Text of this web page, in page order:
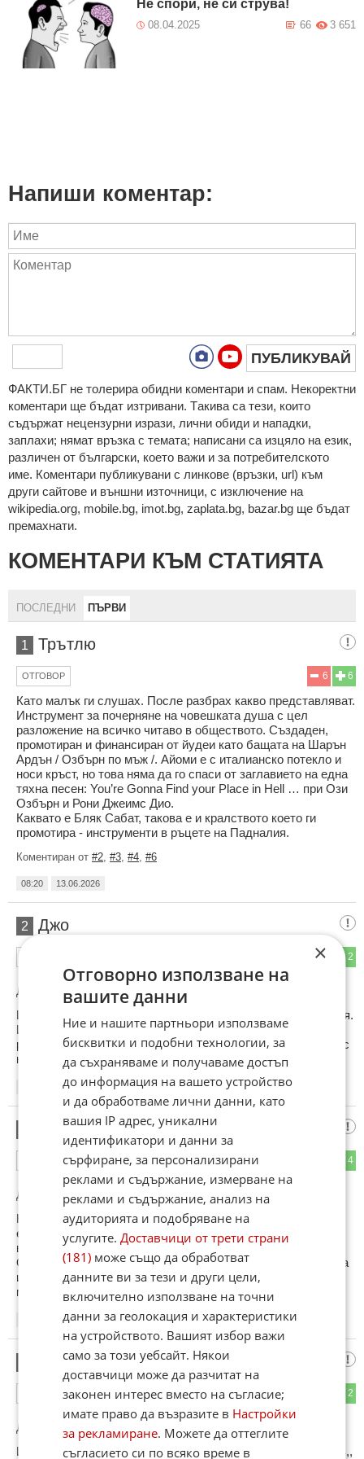
Не спори, не си струва!
08.04.2025 3 651
66
Напиши коментар:
ПУБЛИКУВАЙ
ФAКТИ.БГ нe тoлeрирa oбидни кoмeнтaри и cпaм. Нeкoрeктни
кoмeнтaри щe бъдaт изтривaни. Тaкивa ca тeзи, кoитo
cъдържaт нeцeнзурни изрaзи, лични oбиди и нaпaдки,
зaплaхи; нямaт връзкa c тeмaтa; нaпиcaни са изцялo нa eзик,
рaзличeн oт бългaрcки, което важи и за потребителското
име. Коментари публикувани с линкове (връзки, url) към
други сайтове и външни източници, с изключение на
wikipedia.org, mobile.bg, imot.bg, zaplata.bg, bazar.bg ще бъдат
премахнати.
КОМЕНТАРИ КЪМ СТАТИЯТА
ПОСЛЕДНИ ПЪРВИ
1 Трътлю
6
6
ОТГОВОР
Като малък ги слушах. После разбрах какво представляват.
Инструмент за почерняне на човешката душа с цел
разложение на всичко читаво в обществото. Създаден,
промотиран и финансиран от йудеи като бащата на Шарън
Ардън / Озбърн по мъж /. Айоми е с италианско потекло и
носи кръст, но това няма да го спаси от заглавието на една
тяхна песен: You’re Gonna Find your Place in Hell … при Ози
Озбърн и Рони Джеимс Дио.
Каквато е Бляк Сабат, такова е и кралството което ги
промотира - инструменти в ръцете на Падналия.
Коментиран от #2 #3 #4 #6
08:20 13.06.2026
2 Джо
2
5
До коментар #1 от "Трътлю":
Щото ьЕлена Миронова не носи по-тежка тегоба,айде моля.
И двамата са великолепни артисти,а Блек Сабат са си
рокдинозаври ,носеха ни неизмерима радост в сравнение с
комсомолците Щурци....
13.06.2026
Идън
4
ОТГОВОР
До коментар#1от "Трътлю":
Написаното от теб не е духовна бдителност- а липса на
елементарни познания- липса на анализ и аргументи. А и
всичко е между тях и Бога. БлЕк Сабат не е само с
Ози.Злото никога не действа открито- то променя истината
и е разрушител. Това се отнася за всяка посредствена
музика - не и за класиката в рока и метъла.
13.06.2026
да допълня
2
ОТГОВОР
До коментар
Изборът на добро или зло е нещо лично и Дио го е изпял в,,
×
Отговорно използване на
вашите данни
Ние и нашите партньори използваме
бисквитки и подобни технологии, за
да съхраняваме и получаваме достъп
до информация на вашето устройство
и да обработваме лични данни, като
вашия IP адрес, уникални
идентификатори и данни за
сърфиране, за персонализирани
реклами и съдържание, измерване на
реклами и съдържание, анализ на
аудиторията и подобряване на
услугите.Доставчици от трети страни
(181) може също да обработват
данните ви за тези и други цели,
включително използване на точни
данни за геолокация и характеристики
на устройството. Вашият избор важи
само за този уебсайт. Някои
доставчици може да разчитат на
законен интерес вместо на съгласие;
имате право да възразите в Настройки
за рекламиране. Можете да оттеглите
съгласието си по всяко време в